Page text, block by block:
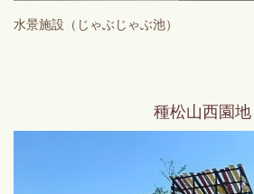
水景施設（じゃぶじゃぶ池）
種松山西園地